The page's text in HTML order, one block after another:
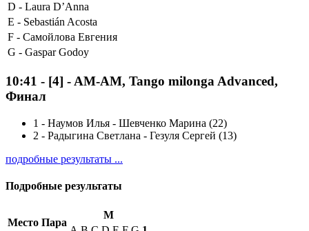
D - Laura D’Anna
E - Sebastián Acosta
F - Самойлова Евгения
G - Gaspar Godoy
10:41 - [4] - AM-AM, Tango milonga Advanced,
Финал
1 - Наумов Илья - Шевченко Марина (22)
2 - Радыгина Светлана - Гезуля Сергей (13)
подробные результаты ...
Подробные результаты
Место Пара
M